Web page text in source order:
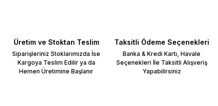
Üretim ve Stoktan Teslim
Siparişleriniz Stoklarımızda İse
Kargoya Teslim Edilir ya da
Hemen Üretimine Başlanır
Taksitli Ödeme Seçenekleri
Banka & Kredi Kartı, Havale
Seçenekleri İle Taksitli Alışveriş
Yapabilirsiniz